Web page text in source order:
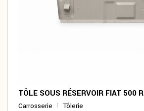
TÔLE SOUS RÉSERVOIR FIAT 500 R
Carrosserie Tôlerie